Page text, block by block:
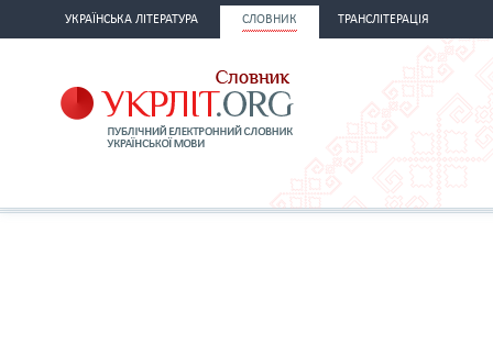
УКРАЇНСЬКА ЛІТЕРАТУРА СЛОВНИК ТРАНСЛІТЕРАЦІЯ